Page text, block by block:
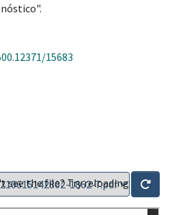
15683
see the file? Try reloading